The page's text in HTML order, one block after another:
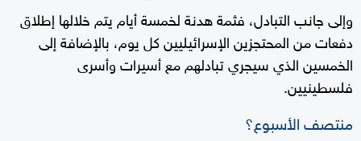
وإلى جانب التبادل، فثمة هدنة لخمسة أيام يتم خلالها إطلاق
دفعات من المحتجزين الإسرائيليين كل يوم، بالإضافة إلى
الخمسين الذي سيجري تبادلهم مع أسيرات وأسرى
فلسطينيين.
منتصف الأسبوع؟